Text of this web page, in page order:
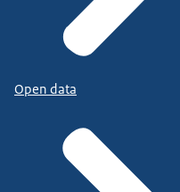
Open data